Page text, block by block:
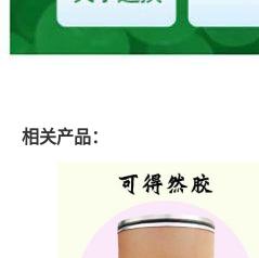
相关产品：